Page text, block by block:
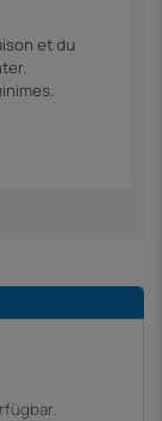
et du